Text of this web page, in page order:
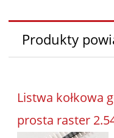
Produkty
Listwa kołkowa
prosta raster